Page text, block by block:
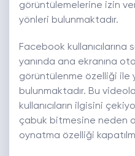
görüntülemelerine izin
yönleri bulunmaktadır.
Facebook kullanıcılarına
yanında ana ekranına
görüntülenme özelliği ile
bulunmaktadır. Bu
kullanıcıların ilgisini
çabuk bitmesine neden
oynatma özelliği